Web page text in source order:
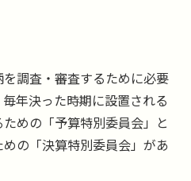
調査・審査するために必要
年決った時期に設置される
めの「予算特別委員会」と
の「決算特別委員会」があ